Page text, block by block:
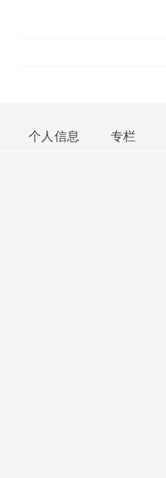
个人信息 专栏